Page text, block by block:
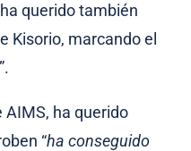
querido también
Kisorio, marcando el
AIMS, ha querido
“ha conseguido